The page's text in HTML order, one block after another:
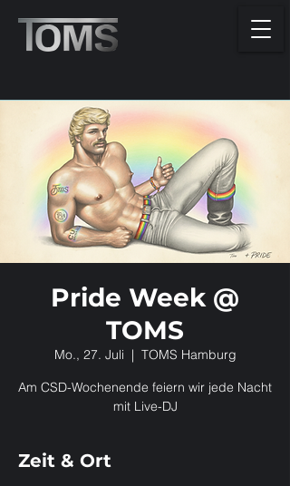
Pride Week @
TOMS
Mo., 27. Juli
  |
TOMS Hamburg
Am CSD-Wochenende feiern wir jede Nacht
mit Live-DJ
Zeit & Ort